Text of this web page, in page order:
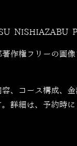
NISHIAZABU
作権フリーの画
、コース構成、金
詳細は、予約時に